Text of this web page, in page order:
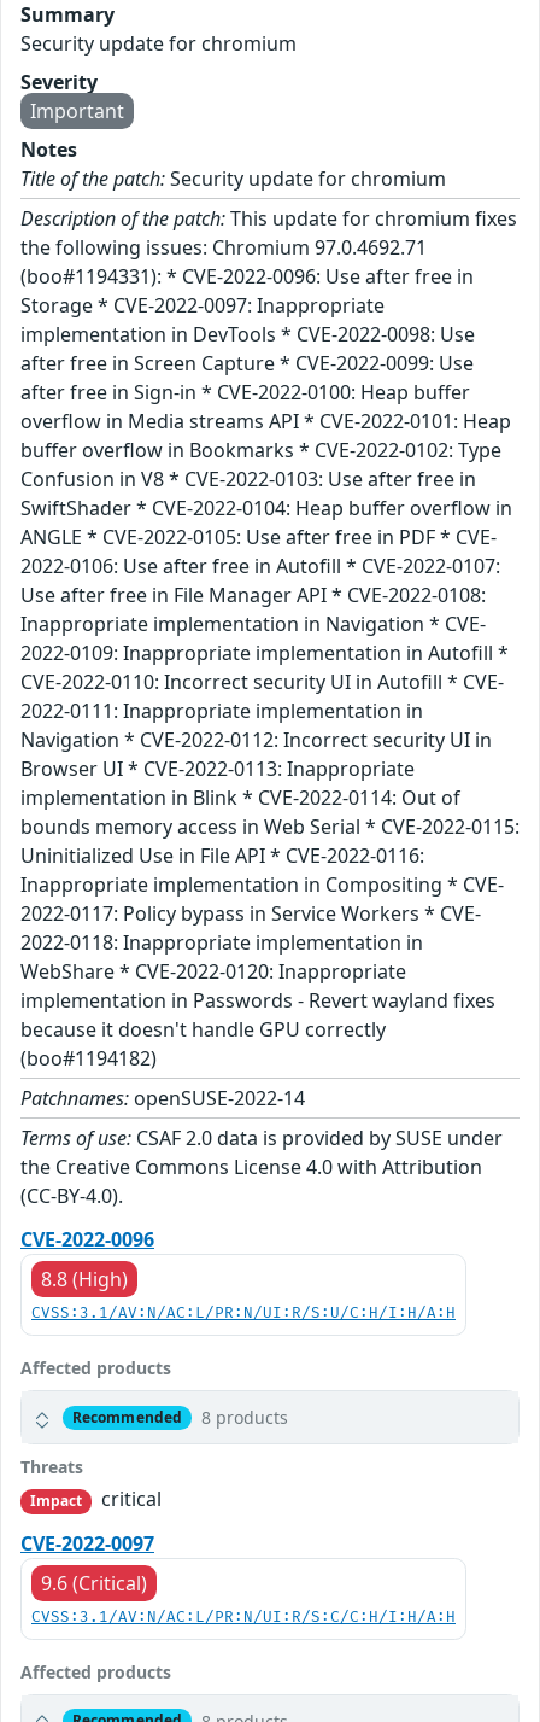
Summary
Security update for chromium
Severity
Important
Notes
Title of the patch:Security update for chromium
Description of the patch:This update for chromium fixes
the following issues: Chromium 97.0.4692.71
(boo#1194331): * CVE-2022-0096: Use after free in
Storage * CVE-2022-0097: Inappropriate
implementation in DevTools * CVE-2022-0098: Use
after free in Screen Capture * CVE-2022-0099: Use
after free in Sign-in * CVE-2022-0100: Heap buffer
overflow in Media streams API * CVE-2022-0101: Heap
buffer overflow in Bookmarks * CVE-2022-0102: Type
Confusion in V8 * CVE-2022-0103: Use after free in
SwiftShader * CVE-2022-0104: Heap buffer overflow in
ANGLE * CVE-2022-0105: Use after free in PDF * CVE-
2022-0106: Use after free in Autofill * CVE-2022-0107:
Use after free in File Manager API * CVE-2022-0108:
Inappropriate implementation in Navigation * CVE-
2022-0109: Inappropriate implementation in Autofill *
CVE-2022-0110: Incorrect security UI in Autofill * CVE-
2022-0111: Inappropriate implementation in
Navigation * CVE-2022-0112: Incorrect security UI in
Browser UI * CVE-2022-0113: Inappropriate
implementation in Blink * CVE-2022-0114: Out of
bounds memory access in Web Serial * CVE-2022-0115:
Uninitialized Use in File API * CVE-2022-0116:
Inappropriate implementation in Compositing * CVE-
2022-0117: Policy bypass in Service Workers * CVE-
2022-0118: Inappropriate implementation in
WebShare * CVE-2022-0120: Inappropriate
implementation in Passwords - Revert wayland fixes
because it doesn't handle GPU correctly
(boo#1194182)
Patchnames: openSUSE-2022-14
Terms of use: CSAF 2.0 data is provided by SUSE under
the Creative Commons License 4.0 with Attribution
(CC-BY-4.0).
CVE-2022-0096
8.8 (High)
CVSS:3.1/AV:N/AC:L/PR:N/UI:R/S:U/C:H/I:H/A:H
Affected products
Recommended 8 products
Threats
Impact
critical
CVE-2022-0097
9.6 (Critical)
CVSS:3.1/AV:N/AC:L/PR:N/UI:R/S:C/C:H/I:H/A:H
Affected products